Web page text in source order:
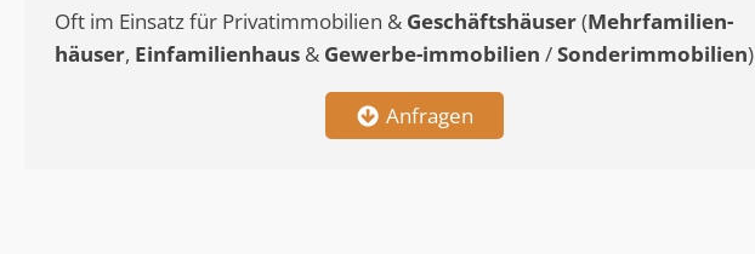
Oft im Einsatz für Privatimmobilien & Geschäftshäuser(Mehrfamilien-
häuser, Einfamilienhaus & Gewerbe-immobilien /Sonderimmobilien)
Anfragen